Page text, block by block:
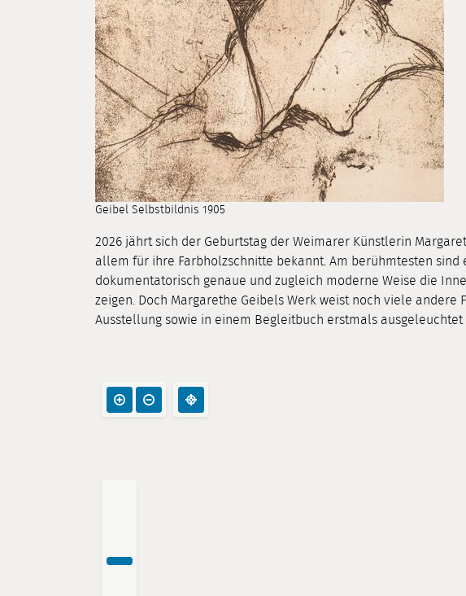
Geibel Selbstbildnis 1905
2026 jährt sich der Geburtstag der Weimarer Künstlerin
allem für ihre Farbholzschnitte bekannt. Am berühmtesten sind
dokumentatorisch genaue und zugleich moderne Weise die
zeigen. Doch Margarethe Geibels Werk weist noch viele andere
Ausstellung sowie in einem Begleitbuch erstmals ausgeleuchtet